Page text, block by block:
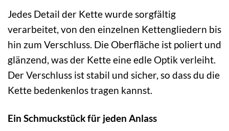
Jedes Detail der Kette wurde sorgfältig
verarbeitet, von den einzelnen Kettengliedern bis
hin zum Verschluss. Die Oberfläche ist poliert und
glänzend, was der Kette eine edle Optik verleiht.
Der Verschluss ist stabil und sicher, so dass du die
Kette bedenkenlos tragen kannst.
Ein Schmuckstück für jeden Anlass